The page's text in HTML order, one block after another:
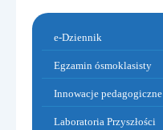
Menu dodatkowe
e-Dziennik
Egzamin ósmoklasisty
Innowacje pedagogiczne
Laboratoria Przyszłości